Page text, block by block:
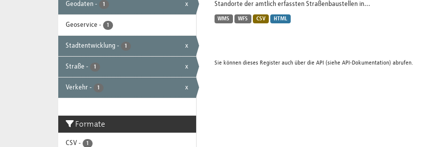
Geodaten - 1 x
Geoservice - 1
Stadtentwicklung - 1 x
Straße - 1 x
Verkehr - 1 x
Formate
CSV - 1
Standorte der amtlich erfassten Straßenbaustellen in...
WMS WFS CSV HTML
Sie können dieses Register auch über die API (siehe API-Dokumentation) abrufen.